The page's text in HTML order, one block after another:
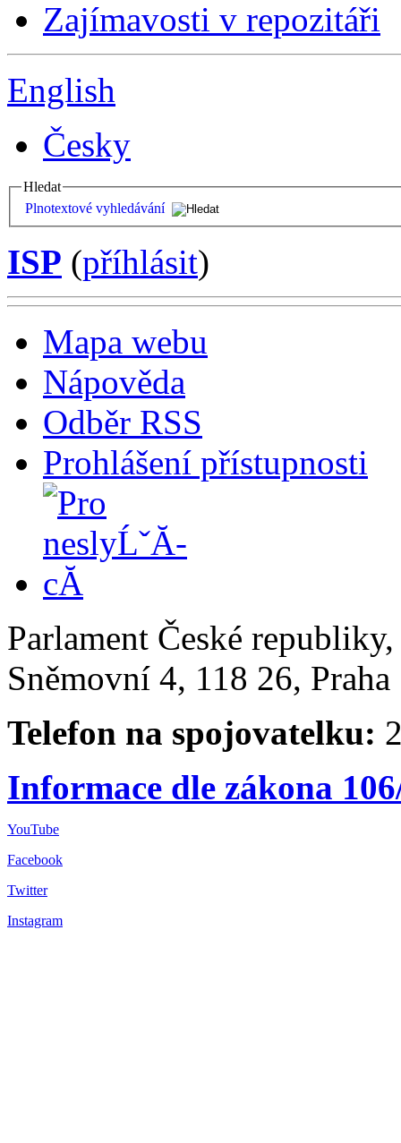
Zajímavosti v repozitáři
English
Česky
Hledat
Plnotextové vyhledávání
ISP (příhlásit)
Mapa webu
Nápověda
Odběr RSS
Prohlášení přístupnosti
Parlament České
Sněmovní 4, 118 26,
Telefon na spojovatelku:
Informace dle zákona
YouTube
Facebook
Twitter
Instagram